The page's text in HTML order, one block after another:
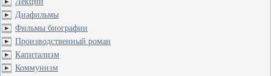
Диафильмы
Фильмы биографии
Производственный роман
Капитализм
Коммунизм